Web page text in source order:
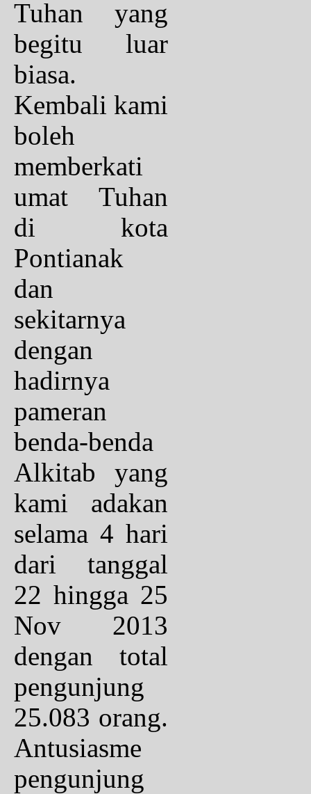
Tuhan yang
begitu luar
biasa.
Kembali kami
boleh
memberkati
umat Tuhan
di kota
Pontianak
dan
sekitarnya
dengan
hadirnya
pameran
benda-benda
Alkitab yang
kami adakan
selama 4 hari
dari tanggal
22 hingga 25
Nov 2013
dengan total
pengunjung
25.083 orang.
Antusiasme
pengunjung